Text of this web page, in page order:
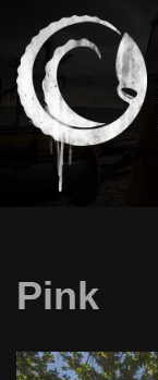
Aller
au
contenu
Pink